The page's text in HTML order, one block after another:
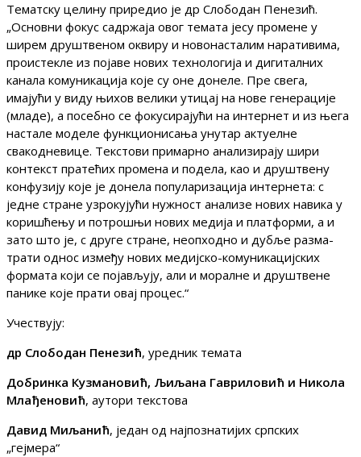
Тематску целину приредио је др Слободан Пенезић.
„Основни фокус садржаја овог темата јесу промене у
ширем друштвеном оквиру и новонасталим наративима,
проистекле из појаве нових технологија и дигиталних
канала комуникација које су оне донеле. Пре свега,
имајући у виду њихов велики утицај на нове генерације
(младе), а посебно се фокусирајући на ин­тернет и из њега
настале моделе функционисања унутар актуелне
свакодневице. Текстови примарно анализирају шири
контекст пратећих промена и по­дела, као и друштвену
конфузију које је донела популаризација интернета: с
једне стране узрокујући нужност анализе нових навика у
коришћењу и потрошњи но­вих медија и платформи, а и
зато што је, с друге стране, неопходно и дубље разма­
трати однос између нових медијско-комуникацијских
формата који се појављују, али и моралне и друштвене
панике које прати овај процес.“
Учествују:
др Слободан Пенезић, уредник темата
Добринка Кузмановић, Љиљана Гавриловић и Никола
Млађеновић, аутори текстова
Давид Миљанић, један од најпознатијих српских
„гејмера“